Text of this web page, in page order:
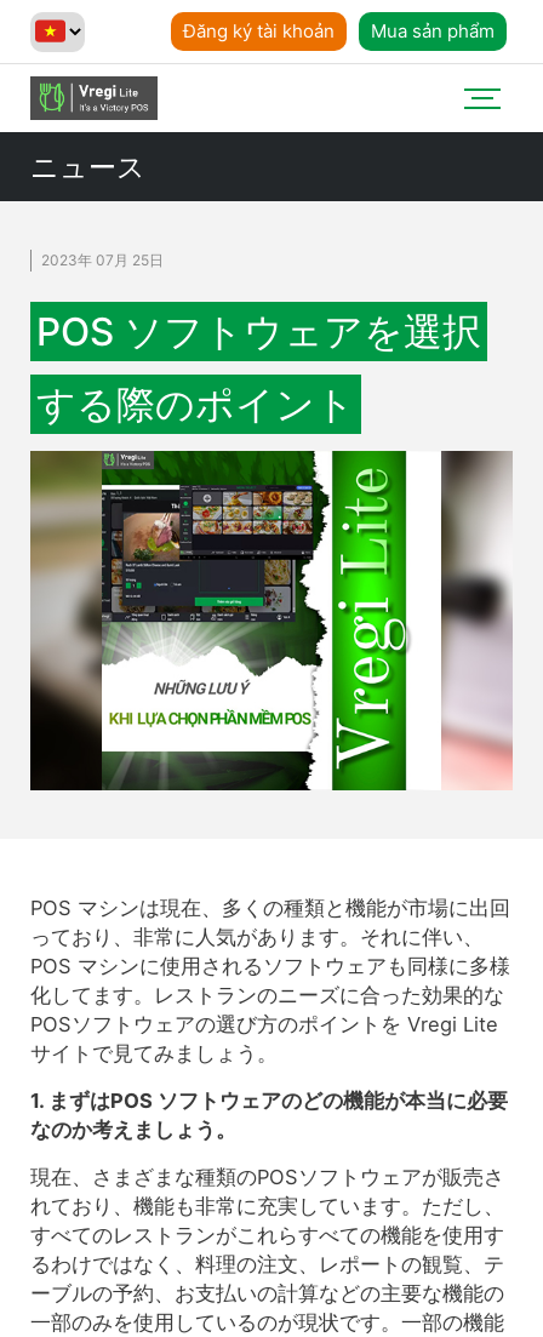
Đăng ký tài khoản Mua sản phẩm
ニュース
2023年 07月 25日
POS ソフトウェアを選択
する際のポイント
POS マシンは現在、多くの種類と機能が市場に出回
っており、非常に人気があります。それに伴い、
POS マシンに使用されるソフトウェアも同様に多様
化してます。レストランのニーズに合った効果的な
POSソフトウェアの選び方のポイントを Vregi Lite
サイトで見てみましょう。
1. まずはPOS ソフトウェアのどの機能が本当に必要
なのか考えましょう。
現在、さまざまな種類のPOSソフトウェアが販売さ
れており、機能も非常に充実しています。ただし、
すべてのレストランがこれらすべての機能を使用す
るわけではなく、料理の注文、レポートの観覧、テ
ーブルの予約、お支払いの計算などの主要な機能の
一部のみを使用しているのが現状です。一部の機能